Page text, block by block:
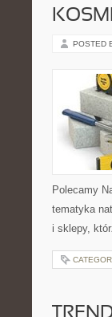
POSTED
Polecamy
tematyka
i sklepy,